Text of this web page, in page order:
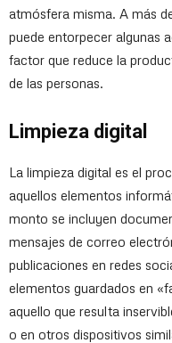
atmósfera misma. A más
puede entorpecer algunas
factor que reduce la
de las personas.
Limpieza digital
La limpieza digital es el
aquellos elementos
monto se incluyen
mensajes de correo
publicaciones en redes
elementos guardados en
aquello que resulta
o en otros dispositivos